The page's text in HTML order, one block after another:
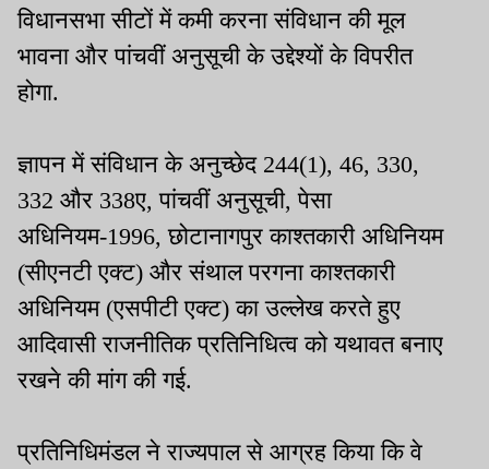
विधानसभा सीटों में कमी करना संविधान की मूल
भावना और पांचवीं अनुसूची के उद्देश्यों के विपरीत
होगा.
ज्ञापन में संविधान के अनुच्छेद 244(1), 46, 330,
332 और 338ए, पांचवीं अनुसूची, पेसा
अधिनियम-1996, छोटानागपुर काश्तकारी अधिनियम
(सीएनटी एक्ट) और संथाल परगना काश्तकारी
अधिनियम (एसपीटी एक्ट) का उल्लेख करते हुए
आदिवासी राजनीतिक प्रतिनिधित्व को यथावत बनाए
रखने की मांग की गई.
प्रतिनिधिमंडल ने राज्यपाल से आग्रह किया कि वे